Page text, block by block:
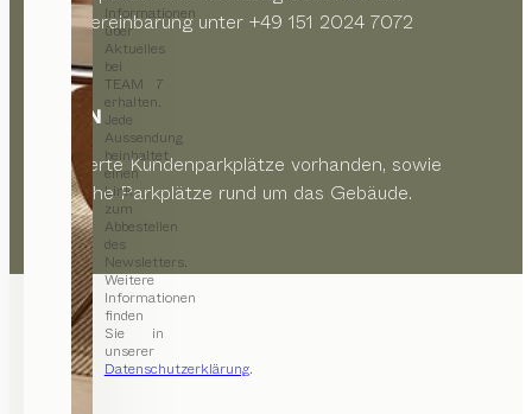
Informationen
über
Aktuelles
bei
TEAM 7
erhalten.
Jede
Aussendung
beinhaltet
einen
Link
zum
Abbestellen
des
Newsletters.
Weitere
Informationen
finden
Sie in
unserer
Datenschutzerklärung.
Terminvereinbarung unter +49 151 2024 7072
PARKEN
Reservierte Kundenparkplätze vorhanden, sowie
öffentliche Parkplätze rund um das Gebäude.